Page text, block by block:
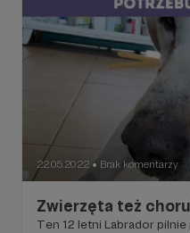
22.05.2022 ● Brak komentarzy
Zwierzęta też
Ten 12 letni Labrador